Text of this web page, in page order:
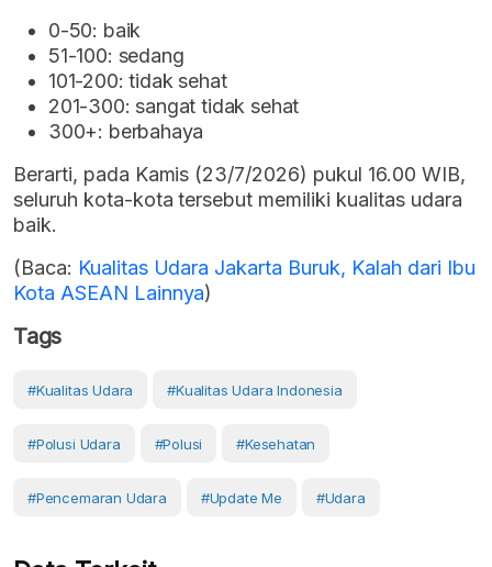
0-50: baik
51-100: sedang
101-200: tidak sehat
201-300: sangat tidak sehat
300+: berbahaya
Berarti, pada Kamis (23/7/2026) pukul 16.00 WIB,
seluruh kota-kota tersebut memiliki kualitas udara
baik.
(Baca: Kualitas Udara Jakarta Buruk, Kalah dari Ibu
Kota ASEAN Lainnya)
Tags
#kualitas Udara #Kualitas Udara Indonesia
#Polusi Udara #Polusi #Kesehatan
#pencemaran Udara #Update Me #Udara